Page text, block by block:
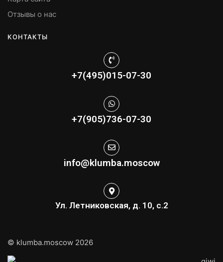
Отзывы о нас
КОНТАКТЫ
+7(495)015-07-30
+7(905)736-07-30
info@klumba.moscow
Ул. Летниковская, д. 10, с.2
© klumba.moscow 2026